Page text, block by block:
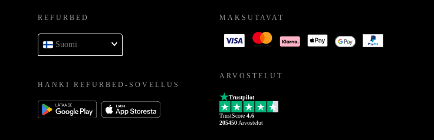
REFURBED
Suomi
HANKI REFURBED-SOVELLUS
MAKSUTAVAT
ARVOSTELUT
Trustpilot
TrustScore 4.6
205450 Arvostelut